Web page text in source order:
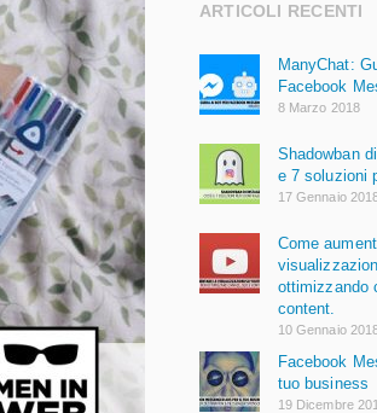
ARTICOLI RECENTI
ManyChat:
Facebook
8 Marzo 2018
Shadowban
e 7 soluzioni
17 Gennaio
Come
ottimizzando
content.
10 Gennaio
Facebook
tuo business
19 Dicembre